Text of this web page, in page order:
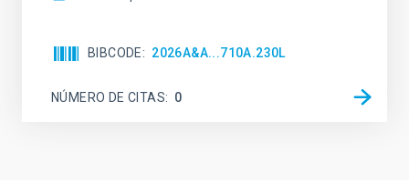
BIBCODE 2026A&A...710A.230L
NÚMERO DE CITAS 0